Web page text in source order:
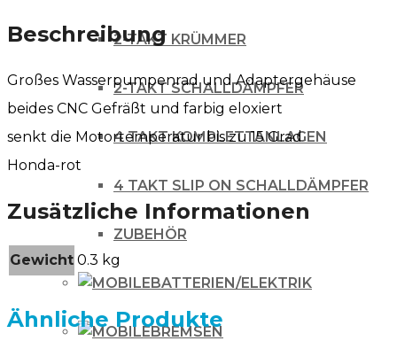
2-TAKT KRÜMMER
2-TAKT SCHALLDÄMPFER
4 TAKT KOMPLETTANLAGEN
4 TAKT SLIP ON SCHALLDÄMPFER
ZUBEHÖR
BATTERIEN/ELEKTRIK
BREMSEN
2010-
Menge
Beschreibung
Großes Wasserpumpenrad und Adaptergehäuse
beides CNC Gefräßt und farbig eloxiert
senkt die Motortemperatur bis zu 15 Grad
Honda-rot
Zusätzliche Informationen
Gewicht 0.3 kg
Ähnliche Produkte